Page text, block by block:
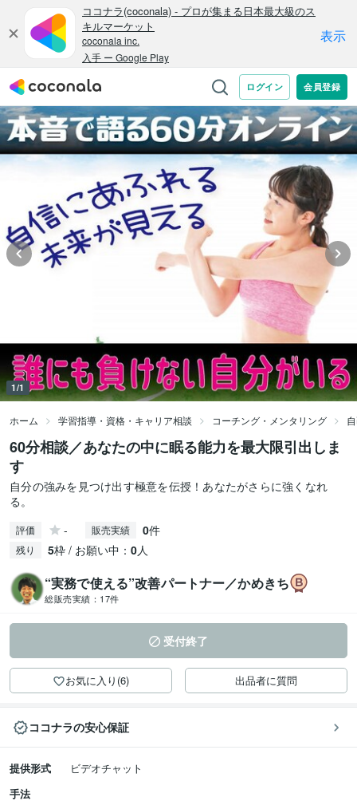
1/1
ホーム 学習指導・資格・キャリア相談 コーチング・メンタリング
60分相談／あなたの中に眠る能力を最大限引出しま
す
自分の強みを見つけ出す極意を伝授！あなたがさらに強くなれ
る。
評価 - 販売実績 0件
残り 5枠 / お願い中： 0人
“実務で使える”改善パートナー／かめきち
総販売実績： 17件
受付終了
お気に入り(6) 出品者に質問
ココナラの安心保証
提供形式
ビデオチャット
手法